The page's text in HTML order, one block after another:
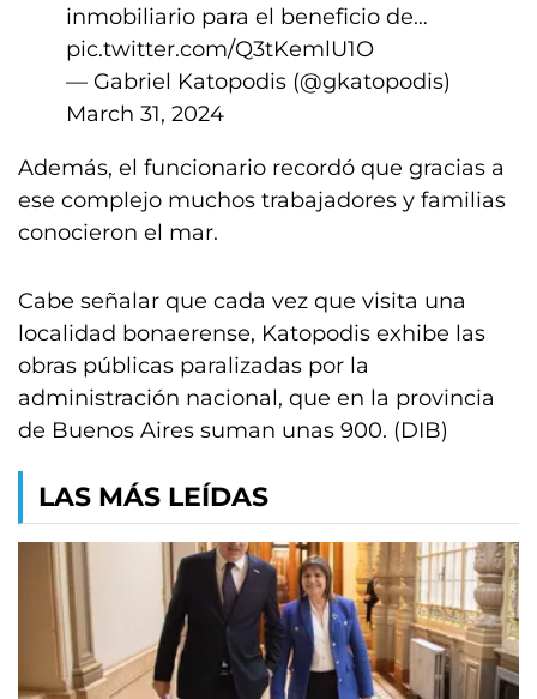
inmobiliario para el beneficio de…
pic.twitter.com/Q3tKemlU1O
— Gabriel Katopodis (@gkatopodis)
March 31, 2024
Además, el funcionario recordó que gracias a
ese complejo muchos trabajadores y familias
conocieron el mar.
Cabe señalar que cada vez que visita una
localidad bonaerense, Katopodis exhibe las
obras públicas paralizadas por la
administración nacional, que en la provincia
de Buenos Aires suman unas 900. (DIB)
LAS MÁS LEÍDAS